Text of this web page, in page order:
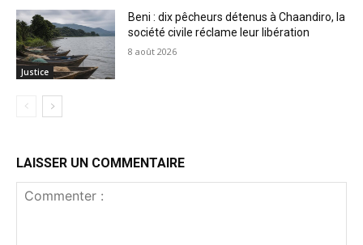
Justice
Beni : dix pêcheurs détenus à Chaandiro, la
société civile réclame leur libération
8 août 2026
LAISSER UN COMMENTAIRE